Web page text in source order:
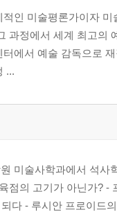
인 미술평론가이자
과정에서 세계 최고의
터에서 예술 감독으로
...
미술사학과에서 석사
점의 고기가 아닌가? -
다 - 루시안 프로이드